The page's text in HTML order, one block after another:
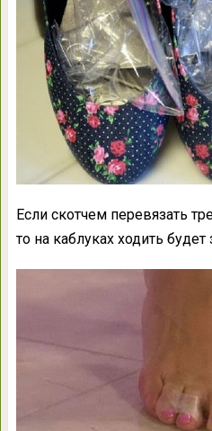
Если скотчем перевязать
то на каблуках ходить будет